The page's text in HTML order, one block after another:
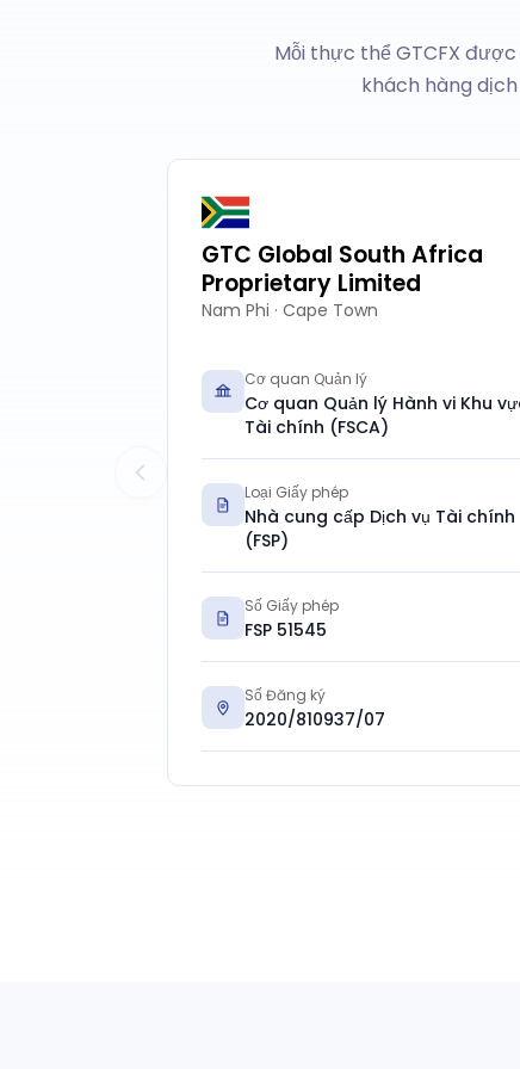
Mỗi thực thể GTCFX
khách hàng
GTC Global South Africa
Proprietary Limited
Nam Phi · Cape Town
Cơ quan Quản lý
Cơ quan Quản lý Hành vi Khu
Tài chính (FSCA)
Loại Giấy phép
Nhà cung cấp Dịch vụ Tài chính
(FSP)
Số Giấy phép
FSP 51545
Số Đăng ký
2020/810937/07